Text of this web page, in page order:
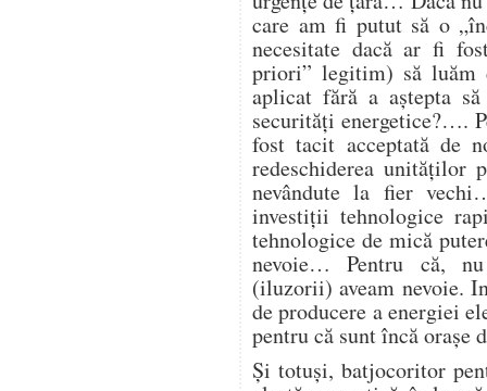
care am fi putut să o
necesitate dacă ar fi
priori” legitim) să luăm
aplicat fără a aștepta
securități energetice?….
fost tacit acceptată de
redeschiderea unităților
nevândute la fier
investiții tehnologice
tehnologice de mică
nevoie… Pentru că,
(iluzorii) aveam nevoie.
de producere a energiei
pentru că sunt încă orașe
Și totuși, batjocoritor